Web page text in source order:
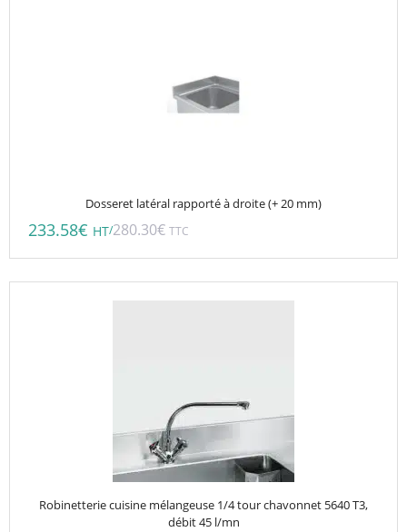
Dosseret latéral rapporté à droite (+ 20 mm)
233.58€ HT/280.30€ TTC
Robinetterie cuisine mélangeuse 1/4 tour chavonnet 5640 T3,
débit 45 l/mn